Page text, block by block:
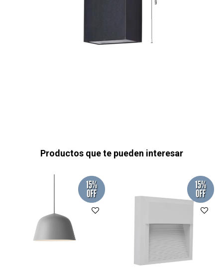
Productos que te pueden interesar